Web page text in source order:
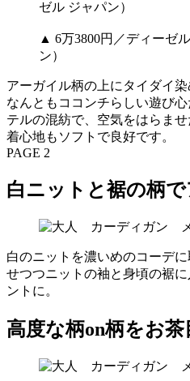
▲ 6万3800円／ディーゼ
ン）
アーガイル柄の上にタイダイ
なんともココンチらしい遊び
テルの混紡で、空気をはらま
着心地もソフトで良好です。
PAGE 2
白ニットと裾の柄
白のニットを濃いめのコーデ
せつつニットの袖と身頃の裾
ントに。
高度な柄on柄をお